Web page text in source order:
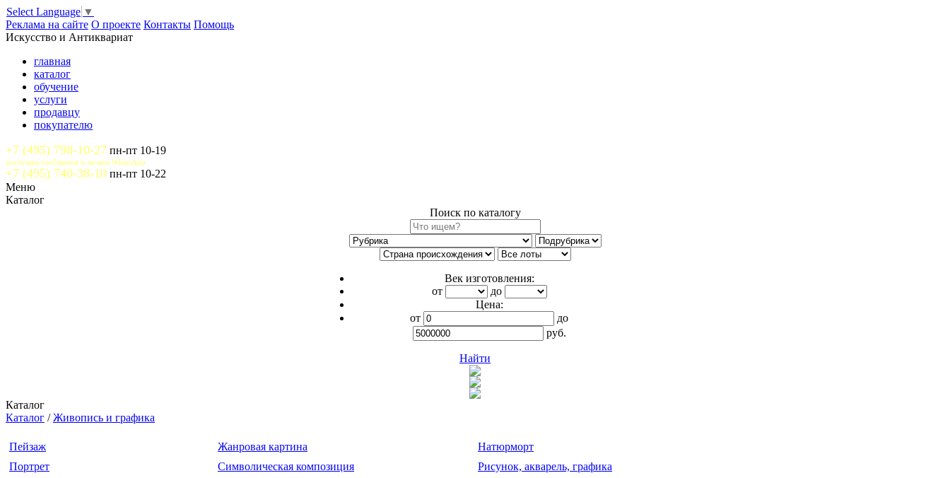
Select Language ▼
Реклама на сайте О проекте Контакты Помощь
Искусство и Антиквариат
главная
каталог
обучение
услуги
продавцу
покупателю
+7 (495) 798-10-27 пн-пт 10-19
доступны сообщения и звонки WhatsApp
+7 (495) 740-38-10 пн-пт 10-22
Меню
Каталог
Поиск по каталогу
Век изготовления:
от
до
Цена:
от
до
руб.
Найти
Каталог
Каталог /Живопись и графика
Пейзаж Жанровая картина
Натюрморт
Портрет
Символическая композиция
Рисунок, акварель, графика